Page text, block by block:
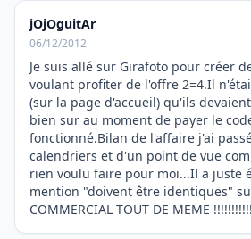
jOjOguitAr
06/12/2012
Je suis allé sur Girafoto pour créer
voulant profiter de l'offre 2=4.Il
(sur la page d'accueil) qu'ils
bien sur au moment de payer le
fonctionné.Bilan de l'affaire j'ai
calendriers et d'un point de vue
rien voulu faire pour moi...Il a juste
mention "doivent être identiques"
COMMERCIAL TOUT DE MEME